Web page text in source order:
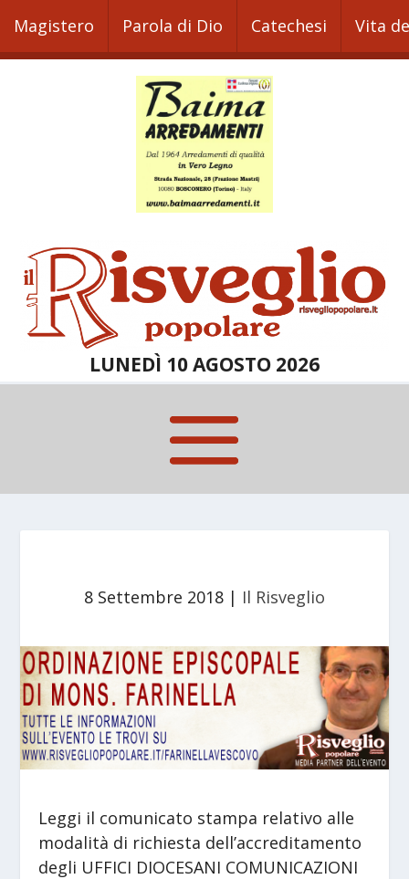
Magistero Parola di Dio Catechesi Vita
LUNEDÌ 10 AGOSTO 2026
8 Settembre 2018 | Il Risveglio
Leggi il comunicato stampa relativo alle
modalità di richiesta dell’accreditamento
degli UFFICI DIOCESANI COMUNICAZIONI